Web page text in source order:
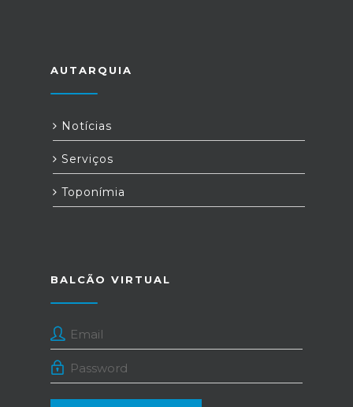
AUTARQUIA
Notícias
Serviços
Toponímia
BALCÃO VIRTUAL